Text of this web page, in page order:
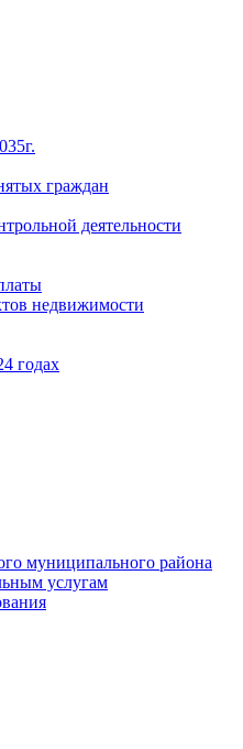
граждан
деятельности
недвижимости
годах
муниципального района
услугам